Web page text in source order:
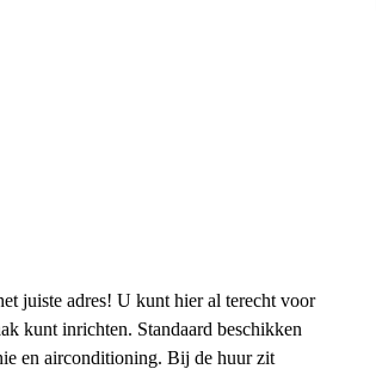
juiste adres! U kunt hier al terecht voor
kunt inrichten. Standaard beschikken
en airconditioning. Bij de huur zit